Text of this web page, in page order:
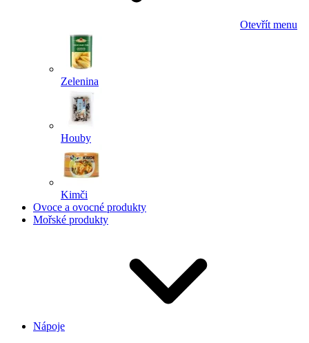
Otevřít menu
Zelenina
Houby
Kimči
Ovoce a ovocné produkty
Mořské produkty
Nápoje